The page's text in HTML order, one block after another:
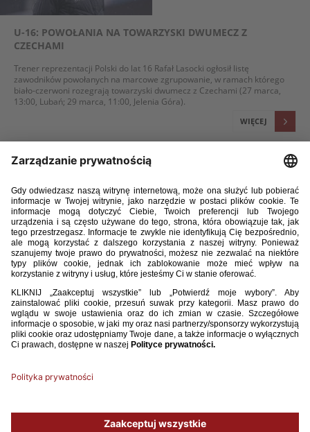
U-16: POWOŁANIA NA TOWARZYSKI DWUMECZ Z
CZECHAMI
Trener reprezentacji Polski do lat 16 Rafał Lasocki ogłosił listę
zawodników powołanych na marcowe zgrupowanie, w ramach którego
biało-czerwoni rozegrają towarzyski dwumecz z Czechami (27 marca,
13:00, Lubań; 29 marca, 11:00, Jelenia Góra).
WIĘCEJ
[U-16] DODATKOWE POWOŁANIA NA ZGRUPOWANIE
Tomasz Jakubowski (Jaguar Gdańsk), Jarosław Kuc (Legia Warszawa) oraz
Jakub Wiśniewski (GKS Bełchatów) zostali powołani na zgrupowanie
selekcyjne reprezentacji Polski U-16 (rocznik 2010), które w dniach 17-19
lutego odbędzie się w Pruszkowie. Zastąpią oni kontuzjowanych Pawła
Doroszczyka, Alexandra Schroedera i Krzysztofa Narożnego.